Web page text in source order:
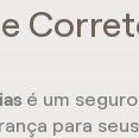
é um
para